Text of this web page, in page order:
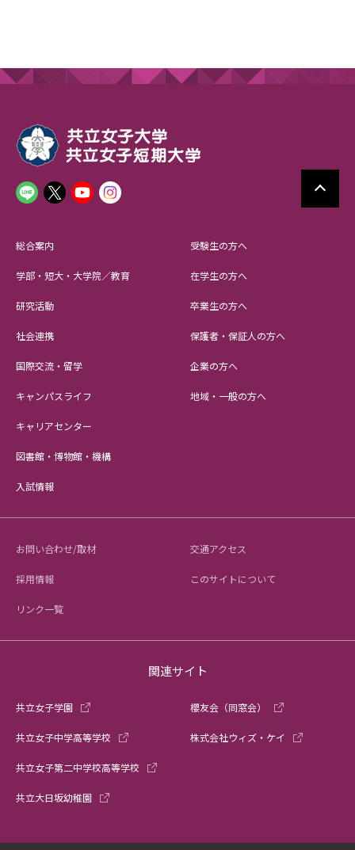
総合案内
学部・短大・大学院／教育
研究活動
社会連携
国際交流・留学
キャンパスライフ
キャリアセンター
図書館・博物館・機構
入試情報
受験生の方へ
在学生の方へ
卒業生の方へ
保護者・保証人の方へ
企業の方へ
地域・一般の方へ
お問い合わせ/取材 交通アクセス
採用情報 このサイトについて
リンク一覧
関連サイト
共立女子学園
共立女子中学高等学校
共立女子第二中学校高等学校
共立大日坂幼稚園
櫻友会（同窓会）
株式会社ウィズ・ケイ